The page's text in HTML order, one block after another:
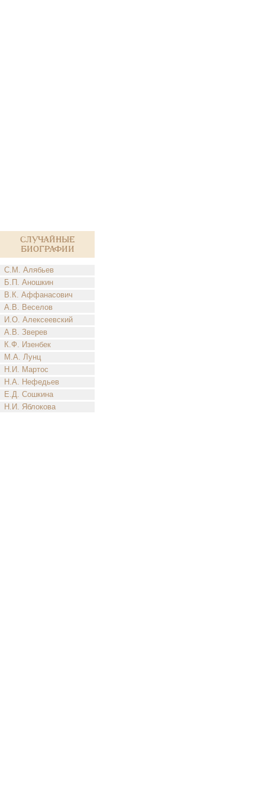
Случайные
биографии
С.М. Алябьев
Б.П. Аношкин
В.К. Аффанасович
А.В. Веселов
И.О. Алексеевский
А.В. Зверев
К.Ф. Изенбек
М.А. Лунц
Н.И. Мартос
Н.А. Нефедьев
Е.Д. Сошкина
Н.И. Яблокова